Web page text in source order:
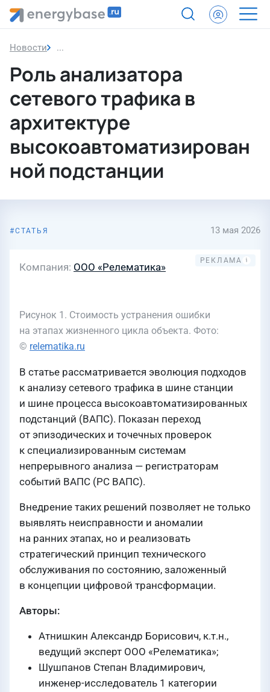
Новости Роль анализатора сетевого трафика в
Роль анализатора
сетевого трафика в
архитектуре
высокоавтоматизирован
ной подстанции
СТАТЬЯ 13 мая 2026
Компания ООО «Релематика»
Рисунок 1. Стоимость устранения ошибки
на этапах жизненного цикла объекта. Фото:
© relematika.ru
В статье рассматривается эволюция подходов
к анализу сетевого трафика в шине станции
и шине процесса высокоавтоматизированных
подстанций (ВАПС). Показан переход
от эпизодических и точечных проверок
к специализированным системам
непрерывного анализа — регистраторам
событий ВАПС (РС ВАПС).
Внедрение таких решений позволяет не только
выявлять неисправности и аномалии
на ранних этапах, но и реализовать
стратегический принцип технического
обслуживания по состоянию, заложенный
в концепции цифровой трансформации.
Авторы:
Атнишкин Александр Борисович, к.т.н.,
ведущий эксперт ООО «Релематика»;
Шушпанов Степан Владимирович,
инженер-исследователь 1 категории